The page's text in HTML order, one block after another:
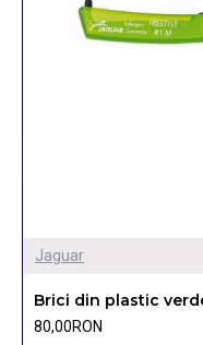
Jaguar
Brici din plastic
80,00RON